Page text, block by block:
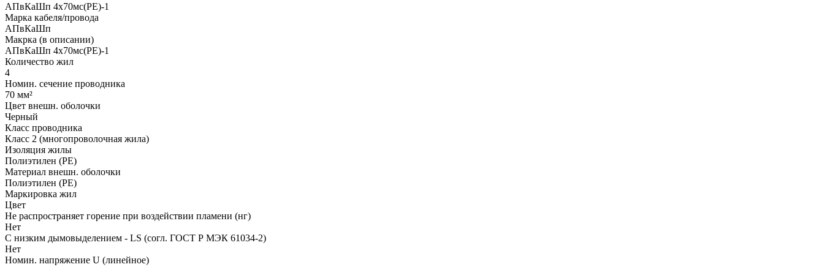
АПвКаШп 4x70мс(PE)-1
Марка кабеля/провода
АПвКаШп
Макрка (в описании)
АПвКаШп 4x70мс(PE)-1
Количество жил
4
Номин. сечение проводника
70 мм²
Цвет внешн. оболочки
Черный
Класс проводника
Класс 2 (многопроволочная жила)
Изоляция жилы
Полиэтилен (PE)
Материал внешн. оболочки
Полиэтилен (PE)
Маркировка жил
Цвет
Не распространяет горение при воздействии пламени (нг)
Нет
С низким дымовыделением - LS (согл. ГОСТ Р МЭК 61034-2)
Нет
Номин. напряжение U (линейное)